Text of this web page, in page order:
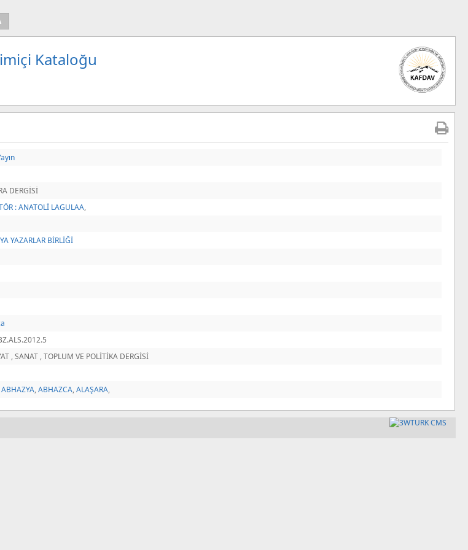
Kataloğu
DERGİSİ
: ANATOLİ LAGULAA,
YAZARLAR BİRLİĞİ
, SANAT , TOPLUM VE POLİTİKA DERGİSİ
ABHAZYA,ABHAZCA,ALAŞARA,